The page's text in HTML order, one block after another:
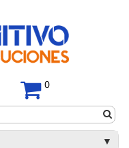
0